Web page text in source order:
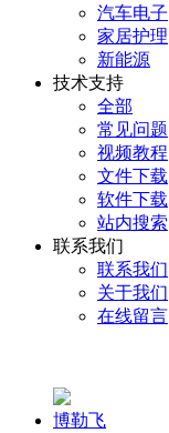
汽车电子
家居护理
新能源
技术支持
全部
常见问题
视频教程
文件下载
软件下载
站内搜索
联系我们
联系我们
关于我们
在线留言
博勒飞